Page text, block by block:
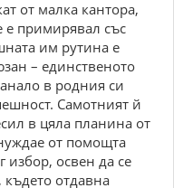
от малка кантора,
е примирявал със
им рутина е
– единственото
в родния си
Самотният й
в цяла планина от
от помощта
избор, освен да се
където отдавна